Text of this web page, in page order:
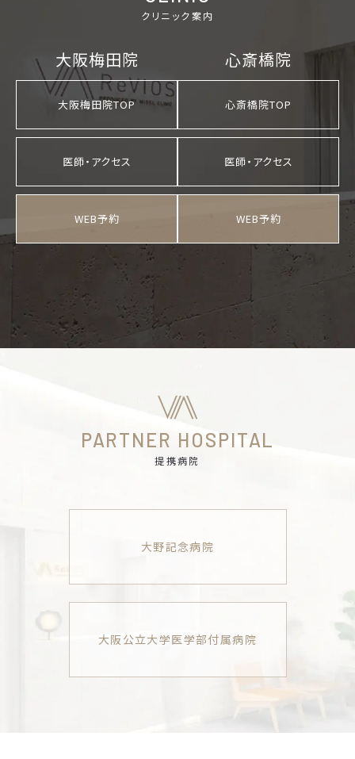
クリニック案内
大阪梅田院
大阪梅田院TOP
医師・アクセス
WEB予約
心斎橋院
心斎橋院TOP
医師・アクセス
WEB予約
PARTNER HOSPITAL
提携病院
大野記念病院
大阪公立大学医学部付属病院